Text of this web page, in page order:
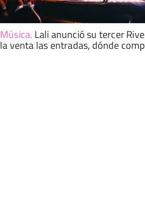
Música. Lali anunció su tercer
la venta las entradas, dónde